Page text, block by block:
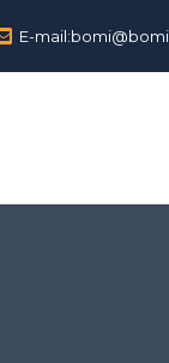
E-mail: